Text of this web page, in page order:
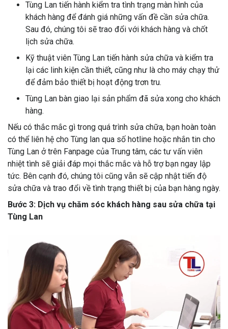
Tùng Lan tiến hành kiểm tra tình trạng màn hình của
khách hàng để đánh giá những vấn đề cần sửa chữa.
Sau đó, chúng tôi sẽ trao đổi với khách hàng và chốt
lịch sửa chữa.
Kỹ thuật viên Tùng Lan tiến hành sửa chữa và kiểm tra
lại các linh kiện cần thiết, cũng như là cho máy chạy thử
để đảm bảo thiết bị hoạt động trơn tru.
Tùng Lan bàn giao lại sản phẩm đã sửa xong cho khách
hàng.
Nếu có thắc mắc gì trong quá trình sửa chữa, bạn hoàn toàn
có thể liên hệ cho Tùng lan qua số hotline hoặc nhắn tin cho
Tùng Lan ở trên Fanpage của Trung tâm, các tư vấn viên
nhiệt tình sẽ giải đáp mọi thắc mắc và hỗ trợ bạn ngay lập
tức. Bên cạnh đó, chúng tôi cũng vẫn sẽ cập nhật tiến độ
sửa chữa và trao đổi về tình trạng thiết bị của bạn hàng ngày.
Bước 3: Dịch vụ chăm sóc khách hàng sau sửa chữa tại
Tùng Lan